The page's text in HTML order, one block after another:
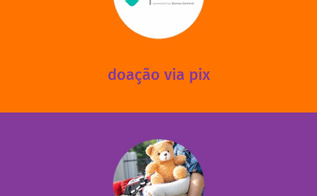
doação via pix
via PIX? Elas também são muito importantes para
mantermos nossas unidades em funcionamento!
fale conosco